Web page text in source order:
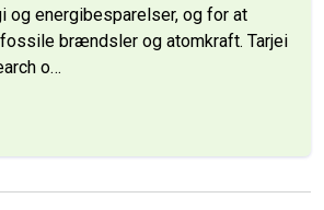
og energibesparelser, og for at
brændsler og atomkraft. Tarjei
o…